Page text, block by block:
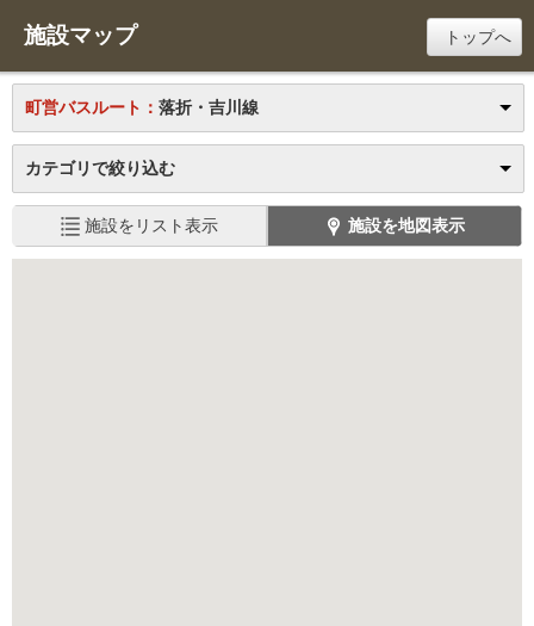
施設マップ トップへ
町営バスルート： 落折・吉川線
カテゴリで絞り込む
施設をリスト表示 施設を地図表示